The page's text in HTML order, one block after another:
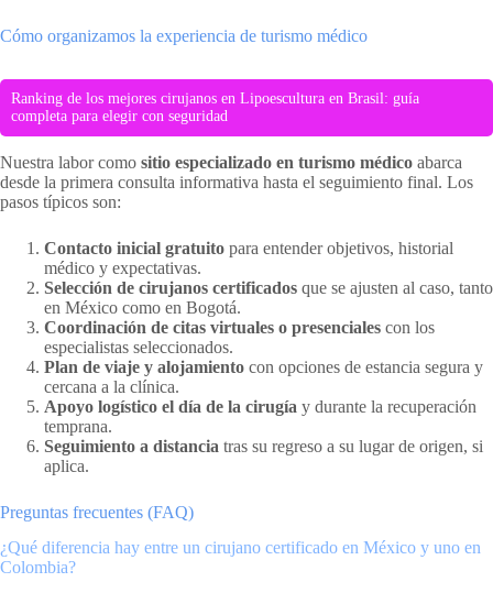
Cómo organizamos la experiencia de turismo médico
Ranking de los mejores cirujanos en Lipoescultura en Brasil: guía
completa para elegir con seguridad
Nuestra labor como sitio especializado en turismo médico abarca
desde la primera consulta informativa hasta el seguimiento final. Los
pasos típicos son:
Contacto inicial gratuito para entender objetivos, historial
médico y expectativas.
Selección de cirujanos certificados que se ajusten al caso, tanto
en México como en Bogotá.
Coordinación de citas virtuales o presenciales con los
especialistas seleccionados.
Plan de viaje y alojamiento con opciones de estancia segura y
cercana a la clínica.
Apoyo logístico el día de la cirugía y durante la recuperación
temprana.
Seguimiento a distancia tras su regreso a su lugar de origen, si
aplica.
Preguntas frecuentes (FAQ)
¿Qué diferencia hay entre un cirujano certificado en México y uno en
Colombia?